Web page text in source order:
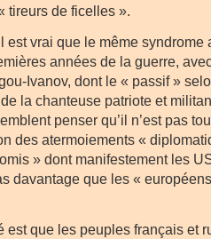
tireurs de ficelles ».
est vrai que le même syndrome
années de la guerre,
Ivanov, dont le « passif »
la chanteuse patriote et
penser qu’il n’est pas
des atermoiements «
» dont manifestement les
davantage que les «
est que les peuples français et